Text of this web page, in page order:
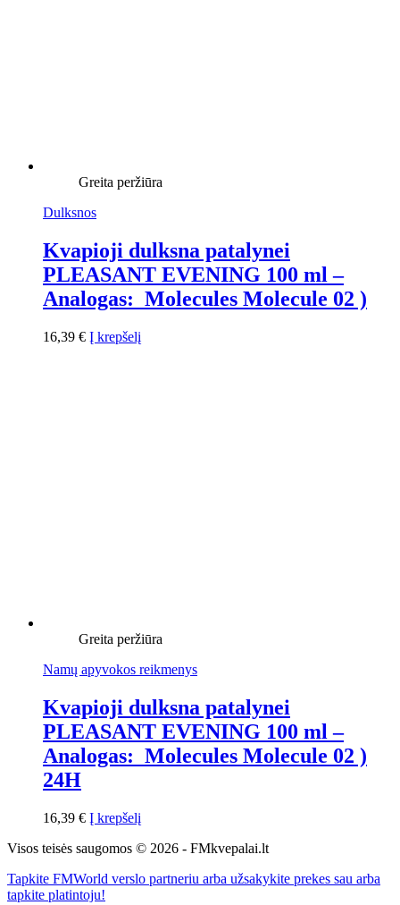
Greita peržiūra
Dulksnos
Kvapioji dulksna patalynei
PLEASANT EVENING 100 ml –
Analogas: Molecules Molecule 02 )
16,39 € Į krepšelį
Greita peržiūra
Namų apyvokos reikmenys
Kvapioji dulksna patalynei
PLEASANT EVENING 100 ml –
Analogas: Molecules Molecule 02 )
24H
16,39 € Į krepšelį
Visos teisės saugomos © 2026 - FMkvepalai.lt
Tapkite FMWorld verslo partneriu arba užsakykite prekes sau arba
tapkite platintoju!